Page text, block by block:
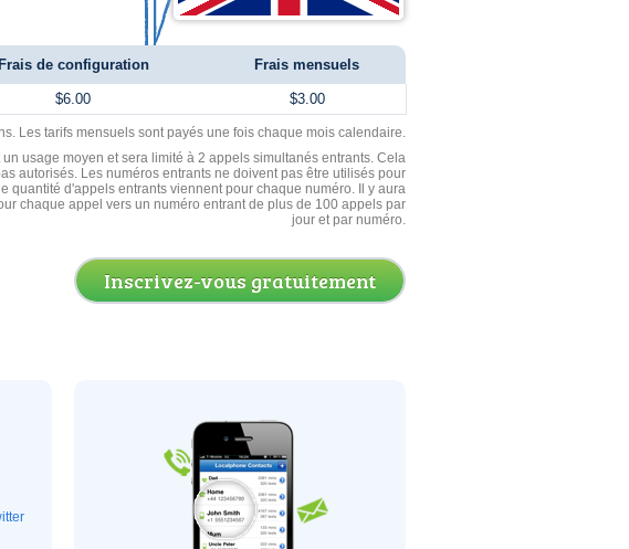
Frais de configuration Frais mensuels
$6.00 $3.00
Les tarifs mensuels sont payés une fois chaque mois calendaire.
usage moyen et sera limité à 2 appels simultanés entrants. Cela
autorisés. Les numéros entrants ne doivent pas être utilisés pour
quantité d'appels entrants viennent pour chaque numéro. Il y aura
chaque appel vers un numéro entrant de plus de 100 appels par
jour et par numéro.
Inscrivez-vous gratuitement